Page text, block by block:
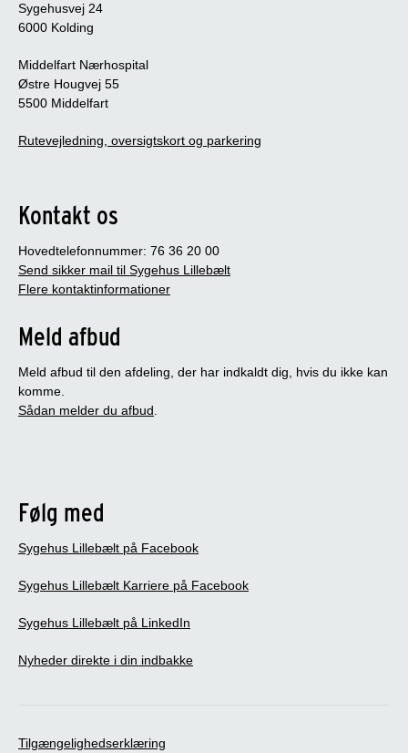
Sygehusvej 24
6000 Kolding
Middelfart Nærhospital
Østre Hougvej 55
5500 Middelfart
Rutevejledning, oversigtskort og parkering
Kontakt os
Hovedtelefonnummer: 76 36 20 00
Send sikker mail til Sygehus Lillebælt
Flere kontaktinformationer
Meld afbud
Meld afbud til den afdeling, der har indkaldt dig, hvis du ikke kan
komme.
Sådan melder du afbud.
Følg med
Sygehus Lillebælt på Facebook
Sygehus Lillebælt Karriere på Facebook
Sygehus Lillebælt på LinkedIn
Nyheder direkte i din indbakke
Tilgængelighedserklæring